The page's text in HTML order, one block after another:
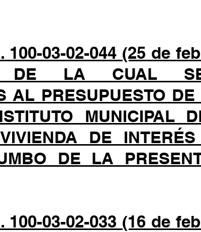
100-03-02-044 (25 de
DE LA CUAL
AL PRESUPUESTO
MUNICIPAL
DE
DE LA
100-03-02-033 (16 de